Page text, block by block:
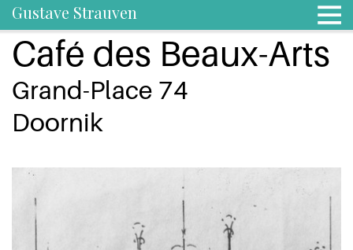
Gustave Strauven
Café des Beaux-Arts
Grand-Place 74
Doornik